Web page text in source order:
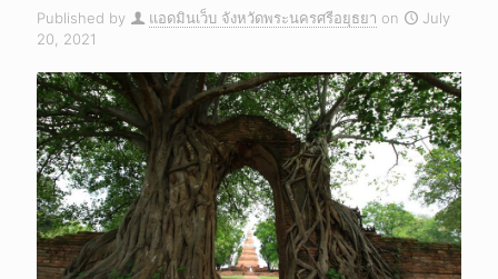
Published by แอดมินเว็บ จังหวัดพระนครศรีอยุธยา on
July
20, 2021